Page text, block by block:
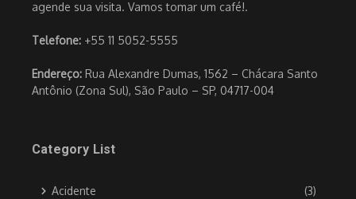
agende sua visita. Vamos tomar um café!.
Telefone: +55 11 5052-5555
Endereço: Rua Alexandre Dumas, 1562 – Chácara Santo
Antônio (Zona Sul), São Paulo – SP, 04717-004
Category List
Acidente (3)